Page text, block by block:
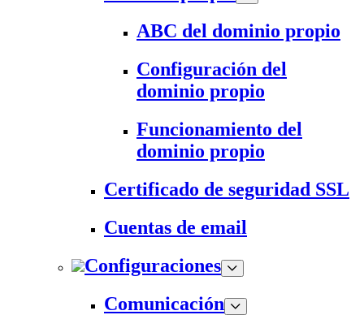
ABC del dominio propio
Configuración del
dominio propio
Funcionamiento del
dominio propio
Certificado de seguridad SSL
Cuentas de email
Configuraciones
Comunicación